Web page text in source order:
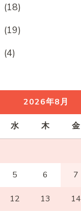
(18)
(19)
(4)
2026年8月
水 木 金
5 6 7
12 13 14